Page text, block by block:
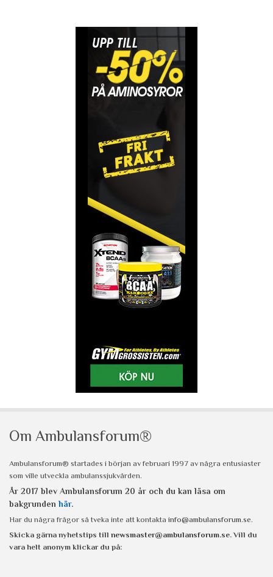
Om Ambulansforum®
Ambulansforum® startades i början av februari 1997 av några entusiaster
som ville utveckla ambulanssjukvården.
År 2017 blev Ambulansforum 20 år och du kan läsa om
bakgrunden här.
Har du några frågor så tveka inte att kontakta info@ambulansforum.se.
Skicka gärna nyhetstips till newsmaster@ambulansforum.se. Vill du
vara helt anonym klickar du på: